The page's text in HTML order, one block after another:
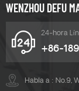
WENZHOU DEFU
24-hora
+86-
Habla a : No.9,